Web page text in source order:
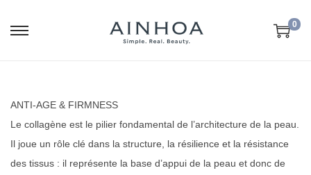
0
ANTI-AGE & FIRMNESS
Le collagène est le pilier fondamental de l’architecture de la peau.
Il joue un rôle clé dans la structure, la résilience et la résistance
des tissus : il représente la base d’appui de la peau et donc de